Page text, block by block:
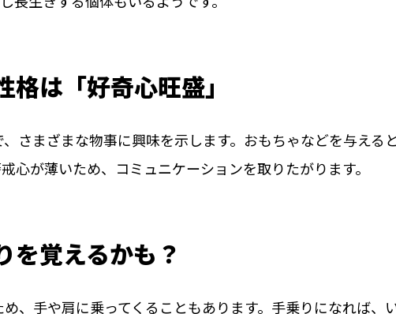
は「好奇心旺盛」
さまざまな物事に興味を示します。おもちゃなどを与える
心が薄いため、コミュニケーションを取りたがります。
を覚えるかも？
、手や肩に乗ってくることもあります。手乗りになれば、